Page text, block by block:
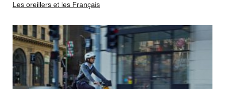
Les oreillers et les Français